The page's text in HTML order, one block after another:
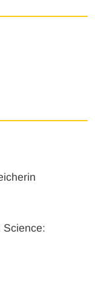
Science: